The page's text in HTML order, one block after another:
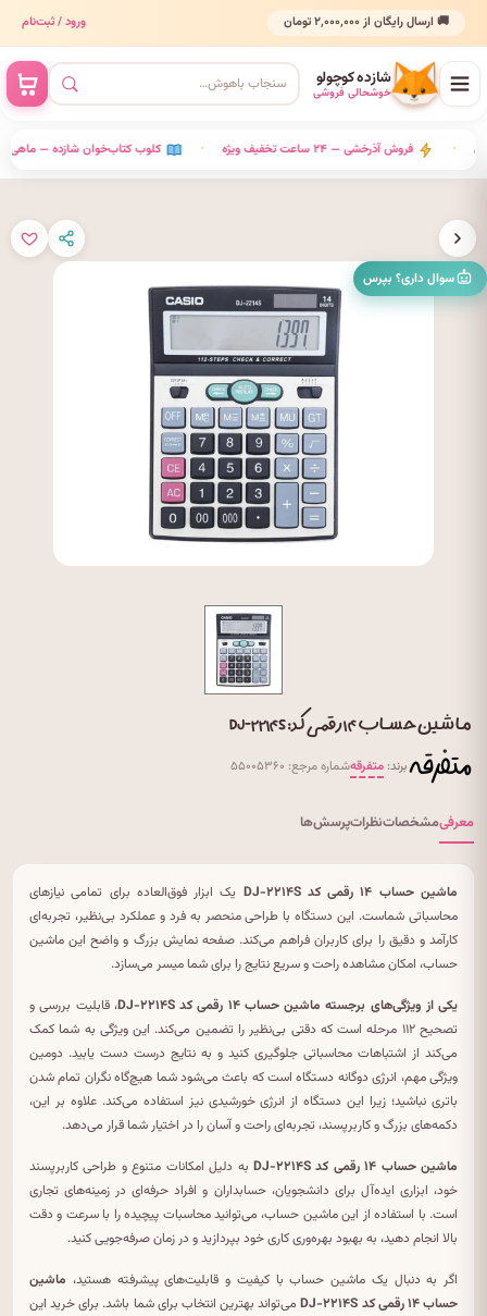
🚚 ارسال رایگان از ۲٬۰۰۰٬۰۰۰ تومان ورود / ثبت‌نام
شازده کوچولو
خوشحالی فروشی
کلوب کتاب‌خوان شازده — ماهی ۲ کتاب • فروش آذرخشی — ۲۴ ساعت تخفیف ویژه • مناسبتی
سوال داری؟ بپرس
ماشین حساب ۱۴ رقمی کد: DJ-۲۲۱۴S
برند:متفرقهشماره مرجع: ۵۵۰۰۵۳۶۰
معرفیمشخصاتنظراتپرسش‌ها
ماشین حساب ۱۴ رقمی کد DJ-۲۲۱۴S
یک ابزار فوق‌العاده برای تمامی نیازهای
محاسباتی شماست. این دستگاه با طراحی منحصر به فرد و عملکرد بی‌نظیر، تجربه‌ای
کارآمد و دقیق را برای کاربران فراهم می‌کند. صفحه نمایش بزرگ و واضح این ماشین
حساب، امکان مشاهده راحت و سریع نتایج را برای شما میسر می‌سازد.
یکی از ویژگی‌های برجسته ماشین حساب ۱۴ رقمی کد DJ-۲۲۱۴S
، قابلیت بررسی و
تصحیح ۱۱۲ مرحله است که دقتی بی‌نظیر را تضمین می‌کند. این ویژگی به شما کمک
می‌کند از اشتباهات محاسباتی جلوگیری کنید و به نتایج درست دست یابید. دومین
ویژگی مهم، انرژی دوگانه دستگاه است که باعث می‌شود شما هیچ‌گاه نگران تمام شدن
باتری نباشید؛ زیرا این دستگاه از انرژی خورشیدی نیز استفاده می‌کند. علاوه بر این،
دکمه‌های بزرگ و کاربرپسند، تجربه‌ای راحت و آسان را در اختیار شما قرار می‌دهد.
ماشین حساب ۱۴ رقمی کد DJ-۲۲۱۴S
به دلیل امکانات متنوع و طراحی کاربرپسند
خود، ابزاری ایده‌آل برای دانشجویان، حسابداران و افراد حرفه‌ای در زمینه‌های تجاری
است. با استفاده از این ماشین حساب، می‌توانید محاسبات پیچیده را با سرعت و دقت
بالا انجام دهید، به بهبود بهره‌وری کاری خود بپردازید و در زمان صرفه‌جویی کنید.
اگر به دنبال یک ماشین حساب با کیفیت و قابلیت‌های پیشرفته هستید، ماشین
حساب ۱۴ رقمی کد DJ-۲۲۱۴S
می‌تواند بهترین انتخاب برای شما باشد. برای خرید این